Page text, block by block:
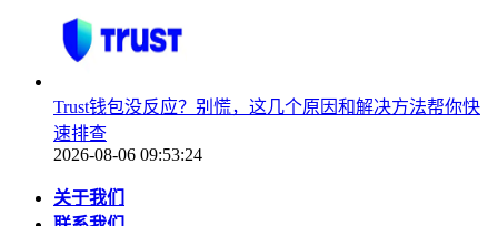
Trust钱包没反应？别慌，这几个原因和解决方法帮你快
速排查
2026-08-06 09:53:24
关于我们